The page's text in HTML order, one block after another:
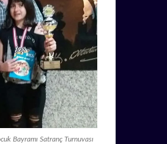
Bayramı Satranç Turnuvası